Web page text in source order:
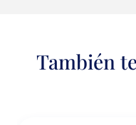
También